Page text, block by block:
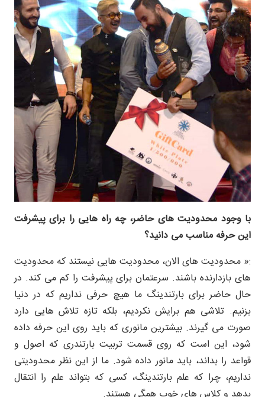
با وجود محدودیت های حاضر، چه راه هایی را برای پیشرفت
این حرفه مناسب می دانید؟
:« محدودیت های الان، محدودیت هایی نیستند که محدودیت
های بازدارنده باشند. سرعتمان برای پیشرفت را کم می کند. در
حال حاضر برای بارتندینگ ما هیچ حرفی نداریم که در دنیا
بزنیم. تلاشی هم برایش نکردیم، بلکه تازه تلاش هایی دارد
صورت می گیرند. بیشترین مانوری که باید روی این حرفه داده
شود، این است که روی قسمت تربیت بارتندری که اصول و
قواعد را بداند، باید مانور داده شود. ما از این نظر محدودیتی
نداریم، چرا که علم بارتندینگ، کسی که بتواند علم را انتقال